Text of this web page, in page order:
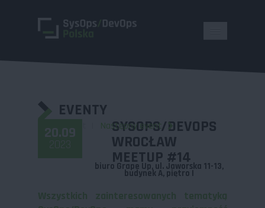
EVENTY
Następny event
SYSOPS/DEVOPS
WROCŁAW
MEETUP #14
biuro Grape Up, ul. Jaworska 11-13,
budynek A, piętro I